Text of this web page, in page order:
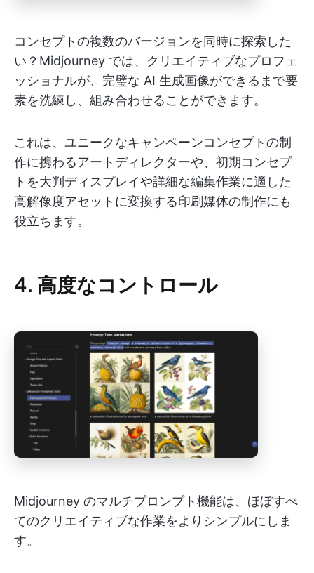
コンセプトの複数のバージョンを同時に探索した
い？Midjourney では、クリエイティブなプロフェ
ッショナルが、完璧な AI 生成画像ができるまで要
素を洗練し、組み合わせることができます。
これは、ユニークなキャンペーンコンセプトの制
作に携わるアートディレクターや、初期コンセプ
トを大判ディスプレイや詳細な編集作業に適した
高解像度アセットに変換する印刷媒体の制作にも
役立ちます。
4. 高度なコントロール
Midjourney のマルチプロンプト機能は、ほぼすべ
てのクリエイティブな作業をよりシンプルにしま
す。